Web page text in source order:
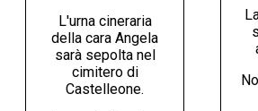
L'urna cineraria
della cara Angela
sarà sepolta nel
cimitero di
Castelleone.